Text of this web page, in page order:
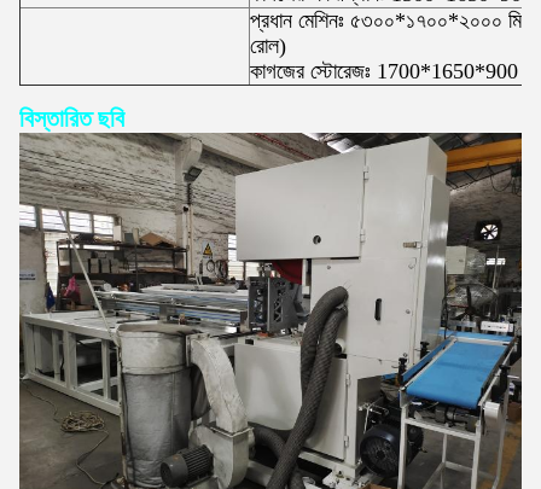
প্রধান মেশিনঃ ৫৩০০*১৭০০*২০০০
রোল)
কাগজের স্টোরেজঃ 1700*1650*900
বিস্তারিত ছবি